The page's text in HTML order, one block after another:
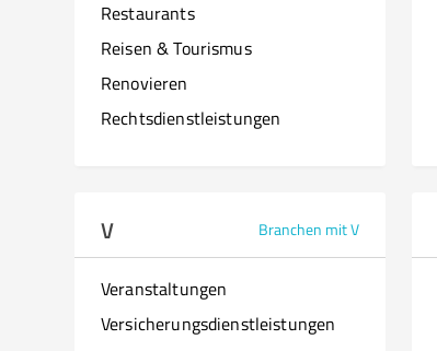
Restaurants
Reisen & Tourismus
Renovieren
Rechtsdienstleistungen
V Branchen mit V
Veranstaltungen
Versicherungsdienstleistungen